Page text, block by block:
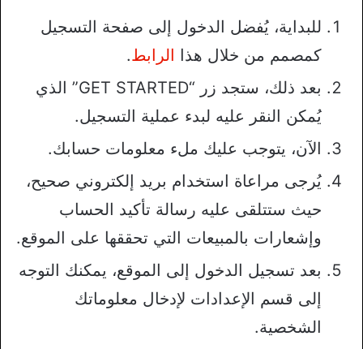
للبداية، يُفضل الدخول إلى صفحة التسجيل
كمصمم من خلال هذا الرابط.
بعد ذلك، ستجد زر “GET STARTED” الذي
يُمكن النقر عليه لبدء عملية التسجيل.
الآن، يتوجب عليك ملء معلومات حسابك.
يُرجى مراعاة استخدام بريد إلكتروني صحيح،
حيث ستتلقى عليه رسالة تأكيد الحساب
وإشعارات بالمبيعات التي تحققها على الموقع.
بعد تسجيل الدخول إلى الموقع، يمكنك التوجه
إلى قسم الإعدادات لإدخال معلوماتك
الشخصية.